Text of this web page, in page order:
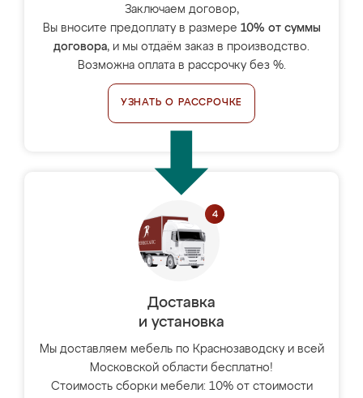
Заключаем договор,
Вы вносите предоплату в размере 10% от суммы
договора, и мы отдаём заказ в производство.
Возможна оплата в рассрочку без %.
УЗНАТЬ О РАССРОЧКЕ
Доставка
и установка
Мы доставляем мебель по Краснозаводску и всей
Московской области бесплатно!
Стоимость сборки мебели: 10% от стоимости